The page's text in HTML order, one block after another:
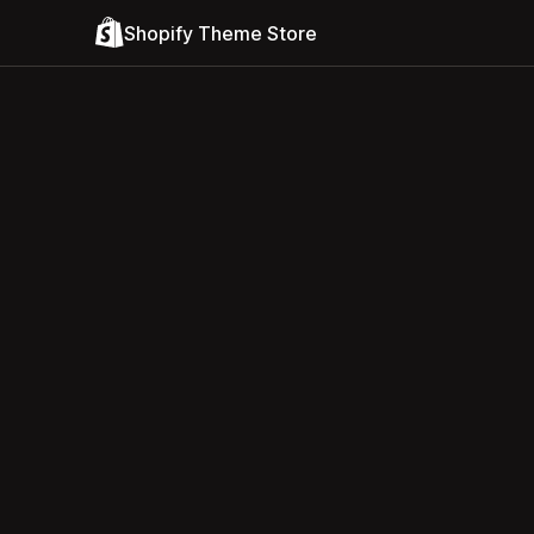
Shopify Theme Store